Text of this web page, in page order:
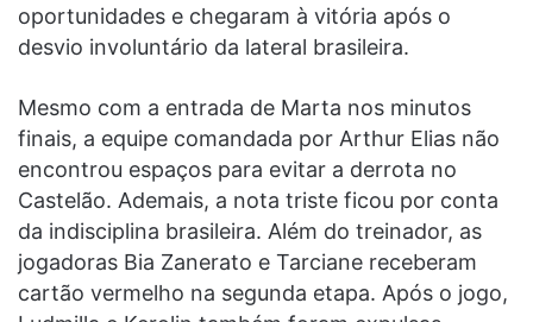
oportunidades e chegaram à vitória após o
desvio involuntário da lateral brasileira.
Mesmo com a entrada de Marta nos minutos
finais, a equipe comandada por Arthur Elias não
encontrou espaços para evitar a derrota no
Castelão. Ademais, a nota triste ficou por conta
da indisciplina brasileira. Além do treinador, as
jogadoras Bia Zanerato e Tarciane receberam
cartão vermelho na segunda etapa. Após o jogo,